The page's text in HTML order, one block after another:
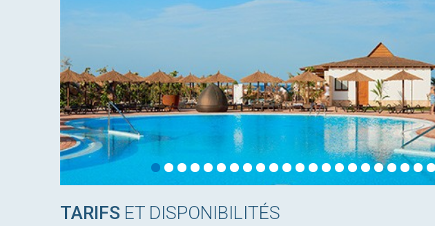
TARIFS ET DISPONIBILITÉS